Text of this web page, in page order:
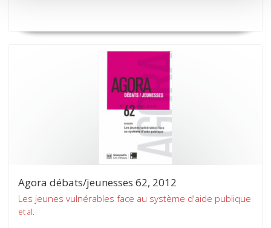
Agora débats/jeunesses 62, 2012
Les jeunes vulnérables face au système d'aide publique
et al.